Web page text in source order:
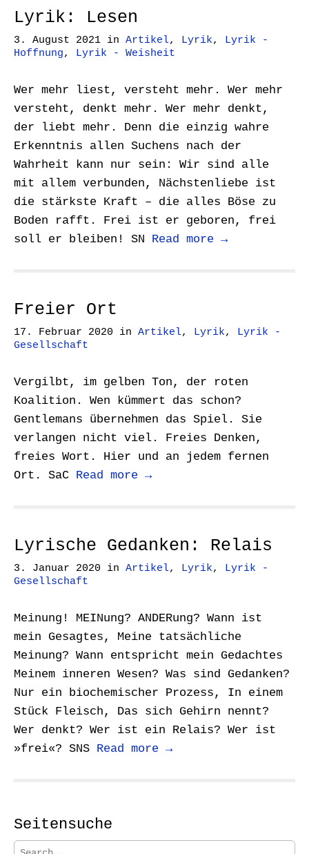
Lyrik: Lesen
3. August 2021 in Artikel, Lyrik, Lyrik -
Hoffnung, Lyrik - Weisheit
Wer mehr liest, versteht mehr. Wer mehr
versteht, denkt mehr. Wer mehr denkt,
der liebt mehr. Denn die einzig wahre
Erkenntnis allen Suchens nach der
Wahrheit kann nur sein: Wir sind alle
mit allem verbunden, Nächstenliebe ist
die stärkste Kraft – die alles Böse zu
Boden rafft. Frei ist er geboren, frei
soll er bleiben! SN Read more →
Freier Ort
17. Februar 2020 in Artikel, Lyrik, Lyrik -
Gesellschaft
Vergilbt, im gelben Ton, der roten
Koalition. Wen kümmert das schon?
Gentlemans übernehmen das Spiel. Sie
verlangen nicht viel. Freies Denken,
freies Wort. Hier und an jedem fernen
Ort. SaC Read more →
Lyrische Gedanken: ‪Relais
3. Januar 2020 in Artikel, Lyrik, Lyrik -
Gesellschaft
Meinung!‬ ‪MEINung?‬ ‪ANDERung?‬ ‪Wann ist
mein Gesagtes,‬ ‪Meine tatsächliche
Meinung?‬ ‪Wann entspricht mein Gedachtes‬
‪Meinem inneren Wesen?‬ ‪Was sind Gedanken?‬
‪Nur ein biochemischer Prozess,‬ ‪In einem
Stück Fleisch,‬ ‪Das sich Gehirn nennt?‬
‪Wer denkt?‬ ‪Wer ist ein Relais?‬ ‪Wer ist
»frei«?‬ SNS Read more →
Seitensuche
S